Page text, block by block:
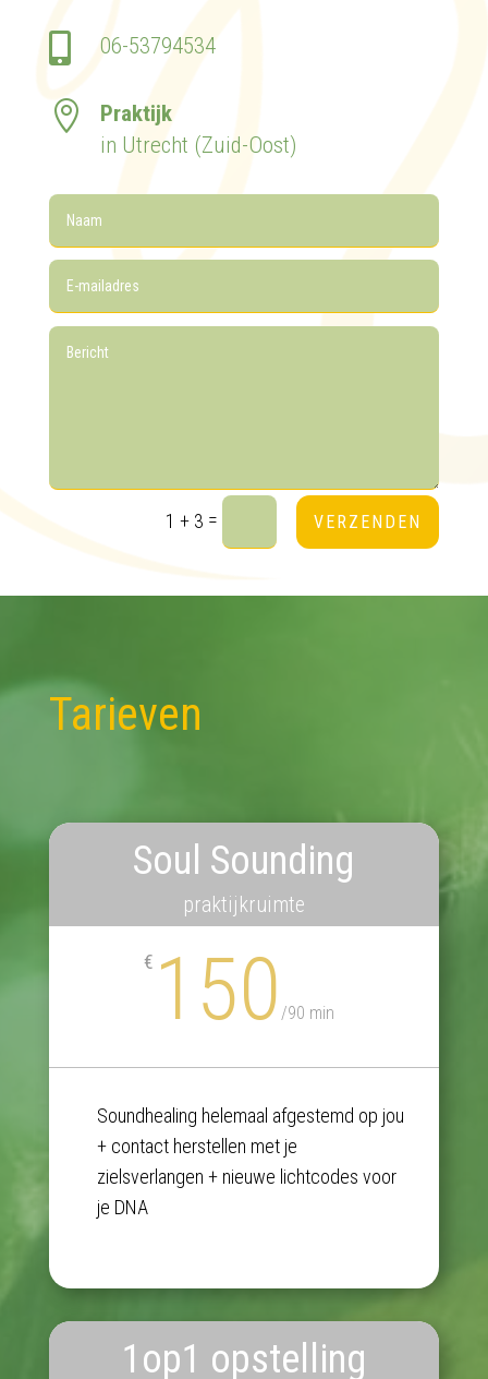
 06-53794534

Praktijk
in Utrecht (Zuid-Oost)
1 + 3 = VERZENDEN
Tarieven
Soul Sounding
praktijkruimte
€ 150 /90 min
Soundhealing helemaal afgestemd op jou
+ contact herstellen met je
zielsverlangen + nieuwe lichtcodes voor
je DNA
1op1 opstelling